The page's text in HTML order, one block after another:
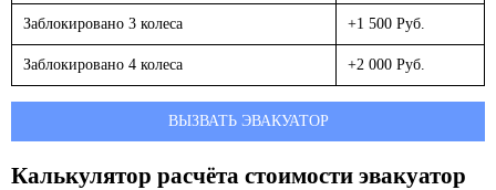
Заблокировано 3 колеса +1 500 Руб.
Заблокировано 4 колеса +2 000 Руб.
ВЫЗВАТЬ ЭВАКУАТОР
Калькулятор расчёта стоимости эвакуатор